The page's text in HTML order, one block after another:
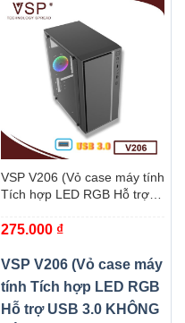
VSP V206 (Vỏ case máy tính
Tích hợp LED RGB Hỗ trợ
275.000 ₫
VSP V206 (Vỏ case máy
tính Tích hợp LED RGB
Hỗ trợ USB 3.0 KHÔNG